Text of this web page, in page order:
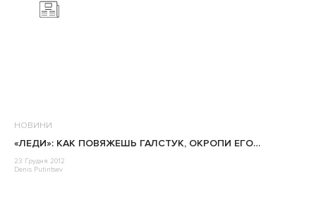
НОВИНИ
«ЛЕДИ»: КАК ПОВЯЖЕШЬ ГАЛСТУК, ОКРОПИ ЕГО…
23 Грудня 2012
Denis Putintsev